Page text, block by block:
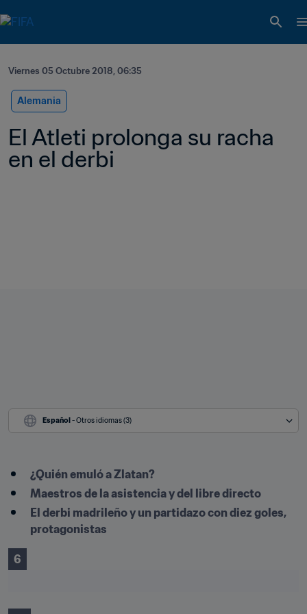
Viernes 05 Octubre 2018, 06:35
Alemania
El Atleti prolonga su racha
en el derbi
Español - Otros idiomas (3)
¿Quién emuló a Zlatan?
Maestros de la asistencia y del libre directo
El derbi madrileño y un partidazo con diez goles,
protagonistas
6